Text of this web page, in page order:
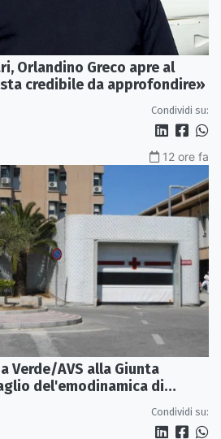
Orlandino Greco apre al
credibile da approfondire»
Condividi su:
12 ore fa
Verde/AVS alla Giunta
del'emodinamica di
Condividi su: